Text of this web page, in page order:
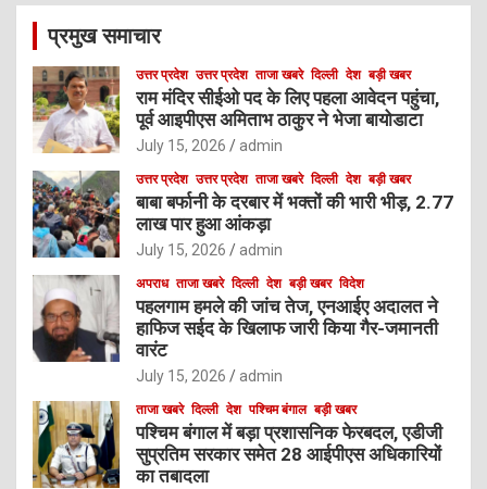
c
प्रमुख समाचार
उत्तर प्रदेश उत्तर प्रदेश ताजा खबरे दिल्ली देश बड़ी खबर
राम मंदिर सीईओ पद के लिए पहला आवेदन पहुंचा,
पूर्व आइपीएस अमिताभ ठाकुर ने भेजा बायोडाटा
July 15, 2026 admin
उत्तर प्रदेश उत्तर प्रदेश ताजा खबरे दिल्ली देश बड़ी खबर
बाबा बर्फानी के दरबार में भक्तों की भारी भीड़, 2.77
लाख पार हुआ आंकड़ा
July 15, 2026 admin
अपराध ताजा खबरे दिल्ली देश बड़ी खबर विदेश
पहलगाम हमले की जांच तेज, एनआईए अदालत ने
हाफिज सईद के खिलाफ जारी किया गैर-जमानती
वारंट
July 15, 2026 admin
ताजा खबरे दिल्ली देश पश्चिम बंगाल बड़ी खबर
पश्चिम बंगाल में बड़ा प्रशासनिक फेरबदल, एडीजी
सुप्रतिम सरकार समेत 28 आईपीएस अधिकारियों
का तबादला